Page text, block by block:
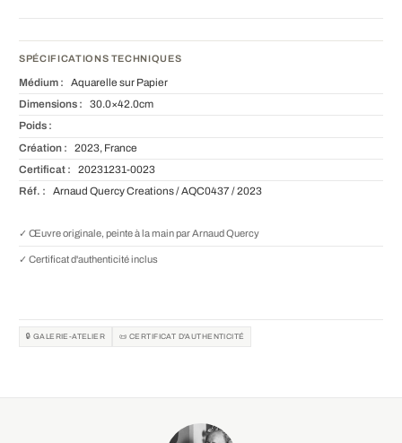
SPÉCIFICATIONS TECHNIQUES
Médium : Aquarelle sur Papier
Dimensions : 30.0×42.0cm
Poids :
Création : 2023, France
Certificat : 20231231-0023
Réf. : Arnaud Quercy Creations / AQC0437 / 2023
✓ Œuvre originale, peinte à la main par Arnaud Quercy
✓ Certificat d'authenticité inclus
🔒 GALERIE-ATELIER 📜 CERTIFICAT D'AUTHENTICITÉ